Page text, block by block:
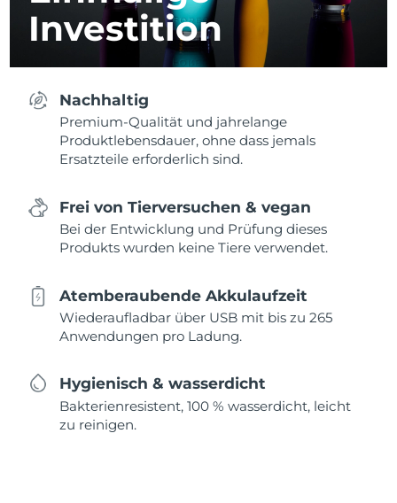
Investition
Nachhaltig
Premium-Qualität und jahrelange
Produktlebensdauer, ohne dass jemals
Ersatzteile erforderlich sind.
Frei von Tierversuchen & vegan
Bei der Entwicklung und Prüfung dieses
Produkts wurden keine Tiere verwendet.
Atemberaubende Akkulaufzeit
Wiederaufladbar über USB mit bis zu 265
Anwendungen pro Ladung.
Hygienisch & wasserdicht
Bakterienresistent, 100 % wasserdicht, leicht
zu reinigen.